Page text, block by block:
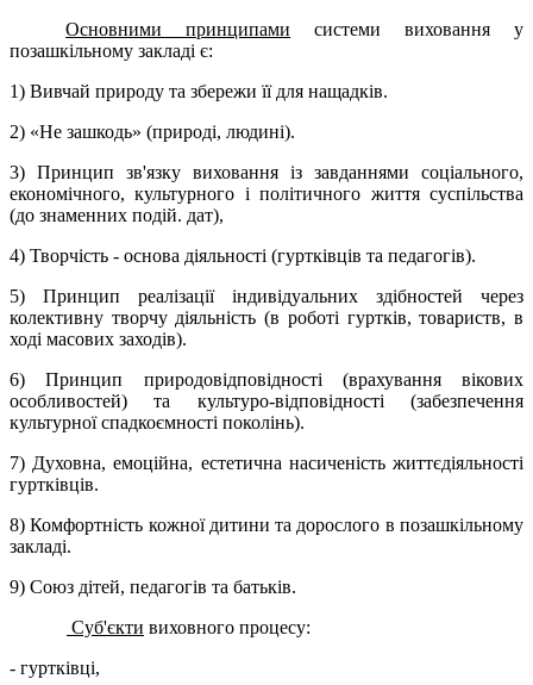
Основними принципами системи виховання у
позашкільному закладі є:
1) Вивчай природу та збережи її для нащадків.
2) «Не зашкодь» (природі, людині).
3) Принцип зв'язку виховання із завданнями соціального,
економічного, культурного і політичного життя суспільства
(до знаменних подій. дат),
4) Творчість - основа діяльності (гуртківців та педагогів).
5) Принцип реалізації індивідуальних здібностей через
колективну творчу діяльність (в роботі гуртків, товариств, в
ході масових заходів).
6) Принцип природовідповідності (врахування вікових
особливостей) та культуро-відповідності (забезпечення
культурної спадкоємності поколінь).
7) Духовна, емоційна, естетична насиченість життєдіяльності
гуртківців.
8) Комфортність кожної дитини та дорослого в позашкільному
закладі.
9) Союз дітей, педагогів та батьків.
Суб'єкти виховного процесу:
- гуртківці,